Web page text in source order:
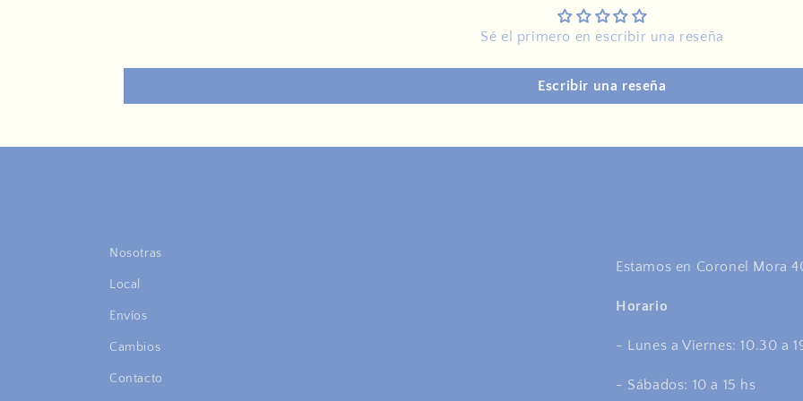
Sé el primero en escribir una reseña
Escribir una reseña
Nosotras
Local
Envíos
Cambios
Contacto
Estamos en Coronel Mora
Horario
- Lunes a Viernes: 10.30 a
- Sábados: 10 a 15 hs